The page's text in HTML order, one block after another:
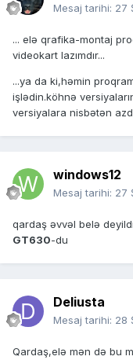
Mesaj tarihi: 27
... elə qrafika-montaj
videokart lazımdır...
...ya da ki,həmin
işlədin.köhnə
versiyalara nisbətən
windows12
Mesaj tarihi: 27
qardaş əvvəl belə
GT630-du
Deliusta
Mesaj tarihi: 28
Qardaş,elə mən də bu